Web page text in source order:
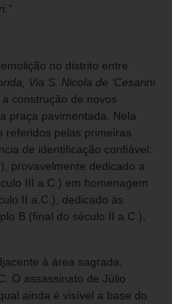
no distrito entre
Via S. Nicola de ‘Cesarini
a construção de novos
praça pavimentada. Nela
referidos pelas primeiras
de identificação confiável:
provavelmente dedicado a
III a.C.) em homenagem
II a.C.), dedicado às
B (final do século II a.C.),
à área sagrada,
O assassinato de Júlio
ainda é visível a base do